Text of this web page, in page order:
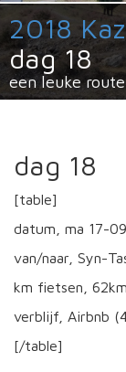
2018
dag 18
een leuke
dag 18
[table]
datum, ma 17-
van/naar, Syn-
km fietsen, 62km
verblijf, Airbnb
[/table]